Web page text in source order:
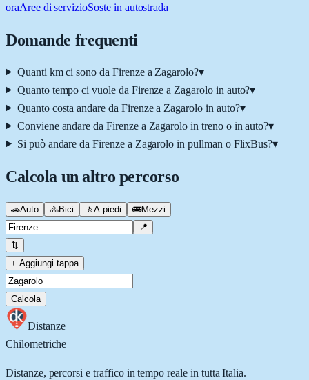
oraAree di servizioSoste in autostrada
Domande frequenti
Quanti km ci sono da Firenze a Zagarolo?▾
Quanto tempo ci vuole da Firenze a Zagarolo in auto?▾
Quanto costa andare da Firenze a Zagarolo in auto?▾
Conviene andare da Firenze a Zagarolo in treno o in auto?▾
Si può andare da Firenze a Zagarolo in pullman o FlixBus?▾
Calcola un altro percorso
🚗Auto 🚴Bici 🚶 A piedi 🚌Mezzi
📍
⇅
+ Aggiungi tappa
Calcola
Distanze
Chilometriche
Distanze, percorsi e traffico in tempo reale in tutta Italia.